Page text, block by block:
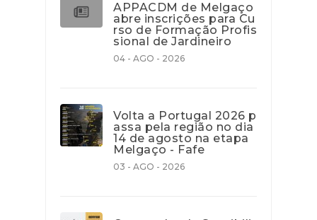
APPACDM de Melgaço
abre inscrições para Cu
rso de Formação Profis
sional de Jardineiro
04 - AGO - 2026
Volta a Portugal 2026 p
assa pela região no dia
14 de agosto na etapa
Melgaço - Fafe
03 - AGO - 2026